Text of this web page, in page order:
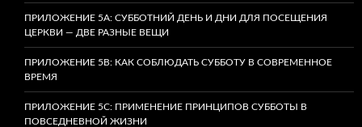
ПРИЛОЖЕНИЕ 5A: СУББОТНИЙ ДЕНЬ И ДНИ ДЛЯ ПОСЕЩЕНИЯ
ЦЕРКВИ — ДВЕ РАЗНЫЕ ВЕЩИ
ПРИЛОЖЕНИЕ 5B: КАК СОБЛЮДАТЬ СУББОТУ В СОВРЕМЕННОЕ
ВРЕМЯ
ПРИЛОЖЕНИЕ 5C: ПРИМЕНЕНИЕ ПРИНЦИПОВ СУББОТЫ В
ПОВСЕДНЕВНОЙ ЖИЗНИ